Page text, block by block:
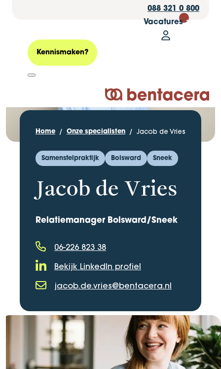
088 321 0 800
Vacatures 30
Mijn
Logo Bentacera
Kennismaken?
Home Onze specialisten Jacob de Vries
Samenstelpraktijk Bolsward Sneek
Jacob de Vries
Relatiemanager Bolsward/Sneek
Telefoonnummer
06-226 823 38
LinkedIn Profiel
Bekijk LinkedIn profiel
jacob.de.vries@bentacera.nl